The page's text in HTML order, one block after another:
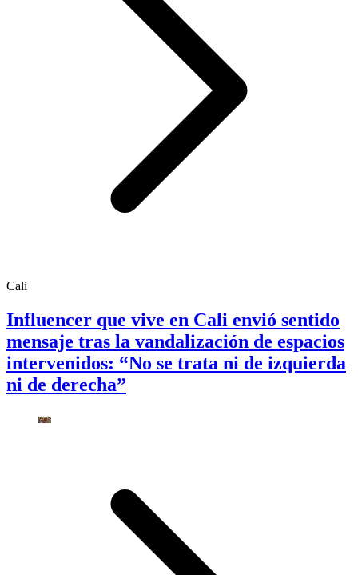
Cali
Influencer que vive en Cali envió sentido
mensaje tras la vandalización de espacios
intervenidos: “No se trata ni de izquierda
ni de derecha”